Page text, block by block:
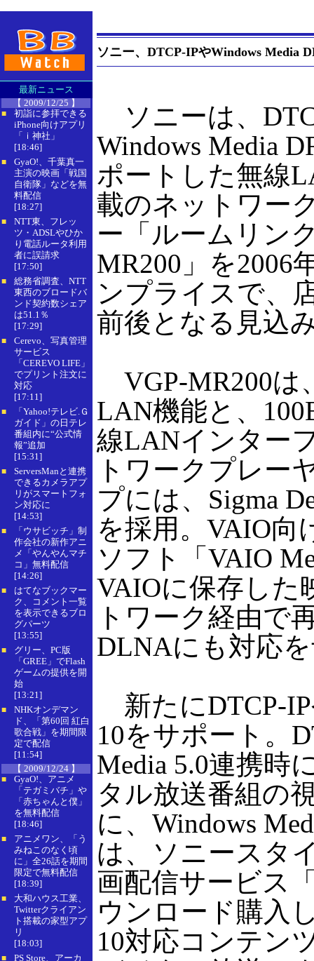
最新ニュース
【 2009/12/25 】
■
初詣に参拝できる
iPhone向けアプリ
「ｉ神社」
[18:46]
■
GyaO!、千葉真一
主演の映画「戦国
自衛隊」などを無
料配信
[18:27]
■
NTT東、フレッ
ツ・ADSLやひか
り電話ルータ利用
者に誤請求
[17:50]
■
総務省調査、NTT
東西のブロードバ
ンド契約数シェア
は51.1％
[17:29]
■
Cerevo、写真管理
サービス
「CEREVO LIFE」
でプリント注文に
対応
[17:11]
■
「Yahoo!テレビ.Ｇ
ガイド」の日テレ
番組内に“公式情
報”追加
[15:31]
■
ServersManと連携
できるカメラアプ
リがスマートフォ
ン対応に
[14:53]
■
「ウサビッチ」制
作会社の新作アニ
メ「やんやんマチ
コ」無料配信
[14:26]
■
はてなブックマー
ク、コメント一覧
を表示できるブロ
グパーツ
[13:55]
■
グリー、PC版
「GREE」でFlash
ゲームの提供を開
始
[13:21]
■
NHKオンデマン
ド、「第60回 紅白
歌合戦」を期間限
定で配信
[11:54]
【 2009/12/24 】
■
GyaO!、アニメ
「テガミバチ」や
「赤ちゃんと僕」
を無料配信
[18:46]
■
アニメワン、「う
みねこのなく頃
に」全26話を期間
限定で無料配信
[18:39]
■
大和ハウス工業、
Twitterクライアン
ト搭載の家型アプ
リ
[18:03]
■
PS Store、アーカ
ソニー、DTCP-IPやWindows Media
ソニーは、
Windows Media
ポートした無線
載のネットワー
ー「ルームリン
MR200」を2006
ンプライスで、
前後となる見込
VGP-MR200は
LAN機能と、
線LANインター
トワークプレー
プには、Sigma
を採用。VAIO向
ソフト「VAIO
VAIOに保存した
トワーク経由で
DLNAにも対応
新たにDTCP-IP
10をサポート。
Media 5.0連携時
タル放送番組の
に、Windows
は、ソニースタ
画配信サービス
ウンロード購入
10対応コンテン